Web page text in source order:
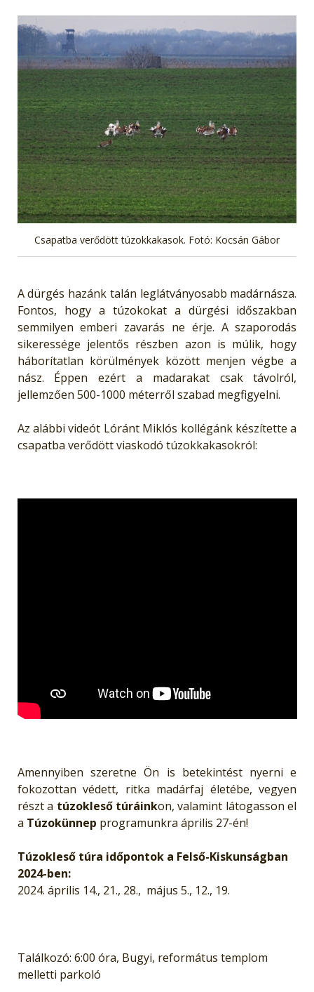
Csapatba verődött túzokkakasok. Fotó: Kocsán Gábor
A dürgés hazánk talán leglátványosabb madárnásza.
Fontos, hogy a túzokokat a dürgési időszakban
semmilyen emberi zavarás ne érje. A szaporodás
sikeressége jelentős részben azon is múlik, hogy
háborítatlan körülmények között menjen végbe a
nász. Éppen ezért a madarakat csak távolról,
jellemzően 500-1000 méterről szabad megfigyelni.
Az alábbi videót Lóránt Miklós kollégánk készítette a
csapatba verődött viaskodó túzokkakasokról:
Amennyiben szeretne Ön is betekintést nyerni e
fokozottan védett, ritka madárfaj életébe, vegyen
részt a túzokleső túráinkon, valamint látogasson el
a Túzokünnep programunkra április 27-én!
Túzokleső túra időpontok a Felső-Kiskunságban
2024-ben:
2024. április 14., 21., 28., május 5., 12., 19.
Találkozó: 6:00 óra, Bugyi, református templom
melletti parkoló